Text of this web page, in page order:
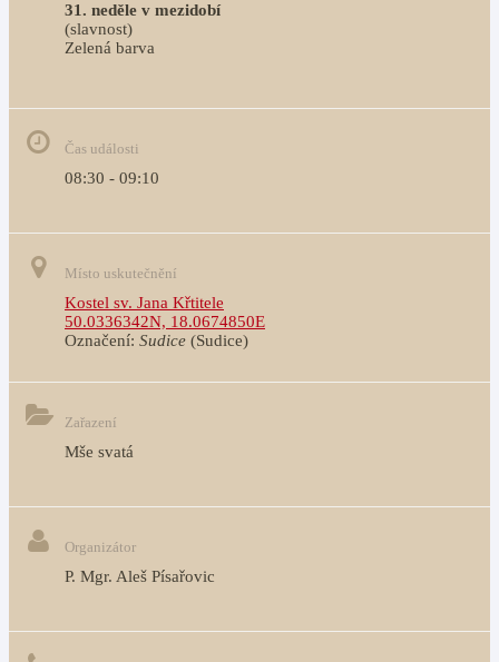
31. neděle v mezidobí
(slavnost)
Zelená barva
Čas události
08:30 - 09:10
Místo uskutečnění
Kostel sv. Jana Křtitele
50.0336342N, 18.0674850E
Označení: Sudice (Sudice)
Zařazení
Mše svatá
Organizátor
P. Mgr. Aleš Písařovic